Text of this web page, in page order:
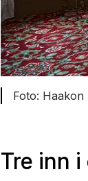
Haakon
Tre inn